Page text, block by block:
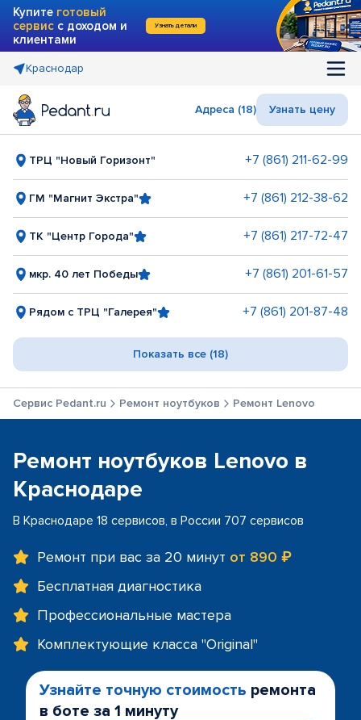
Купите готовый
сервис с доходом и
клиентами
Узнать детали
Краснодар
Адреса (18) Узнать цену
ТРЦ "Новый Горизонт" +7 (861) 211-62-99
ГМ "Магнит Экстра" +7 (861) 212-38-62
ТК "Центр Города" +7 (861) 217-72-47
мкр. 40 лет Победы +7 (861) 201-61-57
Рядом с ТРЦ "Галерея" +7 (861) 201-87-48
Показать все (18)
Сервис Pedant.ru Ремонт ноутбуков Ремонт Lenovo
Ремонт ноутбуков Lenovo в
Краснодаре
В Краснодаре 18 сервисов, в России 707 сервисов
Ремонт при вас за 20 минут от 890 ₽
Бесплатная диагностика
Профессиональные мастера
Комплектующие класса "Original"
Узнайте точную стоимость ремонта
в боте за 1 минуту